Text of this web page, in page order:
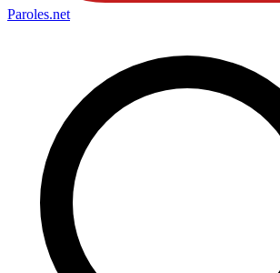
Paroles.net